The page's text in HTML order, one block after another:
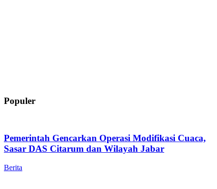
Populer
Pemerintah Gencarkan Operasi Modifikasi Cuaca,
Sasar DAS Citarum dan Wilayah Jabar
Berita